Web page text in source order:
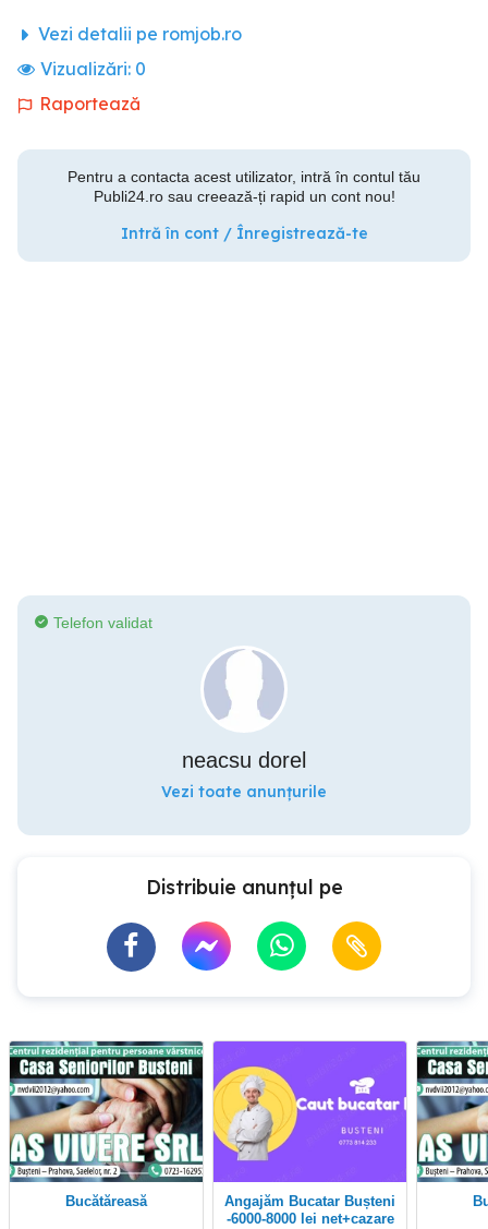
Vezi detalii pe romjob.ro
Vizualizări: 0
Raportează
Pentru a contacta acest utilizator, intră în contul tău
Publi24.ro sau creează-ți rapid un cont nou!
Intră în cont / Înregistrează-te
Telefon validat
neacsu dorel
Vezi toate anunțurile
Distribuie anunțul pe
Bucătăreasă
Angajăm Bucatar Bușteni
-6000-8000 lei net+cazare